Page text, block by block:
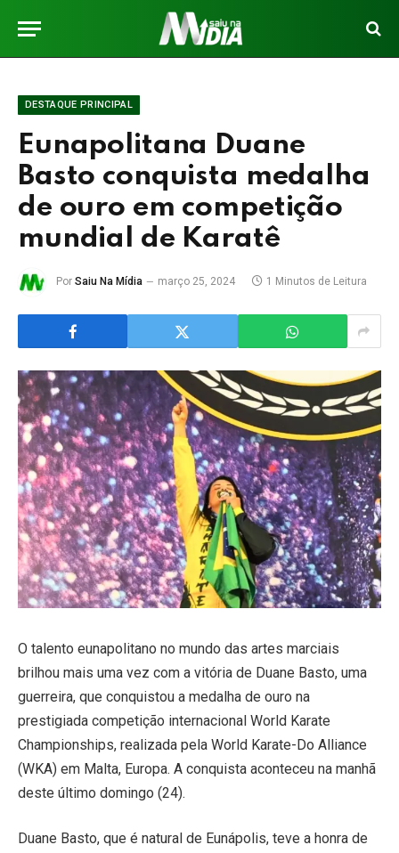
DESTAQUE PRINCIPAL
Eunapolitana Duane
Basto conquista medalha
de ouro em competição
mundial de Karatê
Por Saiu Na Mídia março 25, 2024 1 Minutos de Leitura
O talento eunapolitano no mundo das artes marciais
brilhou mais uma vez com a vitória de Duane Basto, uma
guerreira, que conquistou a medalha de ouro na
prestigiada competição internacional World Karate
Championships, realizada pela World Karate-Do Alliance
(WKA) em Malta, Europa. A conquista aconteceu na manhã
deste último domingo (24).
Duane Basto, que é natural de Eunápolis, teve a honra de